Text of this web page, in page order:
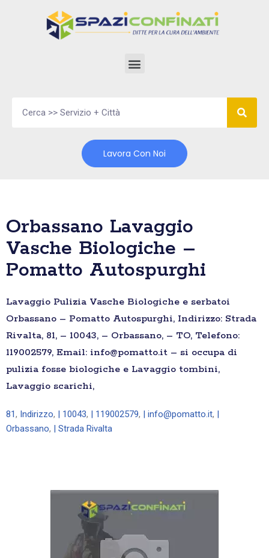
Lavora Con Noi
Orbassano Lavaggio
Vasche Biologiche –
Pomatto Autospurghi
Lavaggio Pulizia Vasche Biologiche e serbatoi
Orbassano – Pomatto Autospurghi, Indirizzo: Strada
Rivalta, 81, – 10043, – Orbassano, – TO, Telefono:
119002579, Email: info@pomatto.it – si occupa di
pulizia fosse biologiche e Lavaggio tombini,
Lavaggio scarichi,
81, Indirizzo, | 10043, | 119002579, | info@pomatto.it,
Orbassano, | Strada Rivalta